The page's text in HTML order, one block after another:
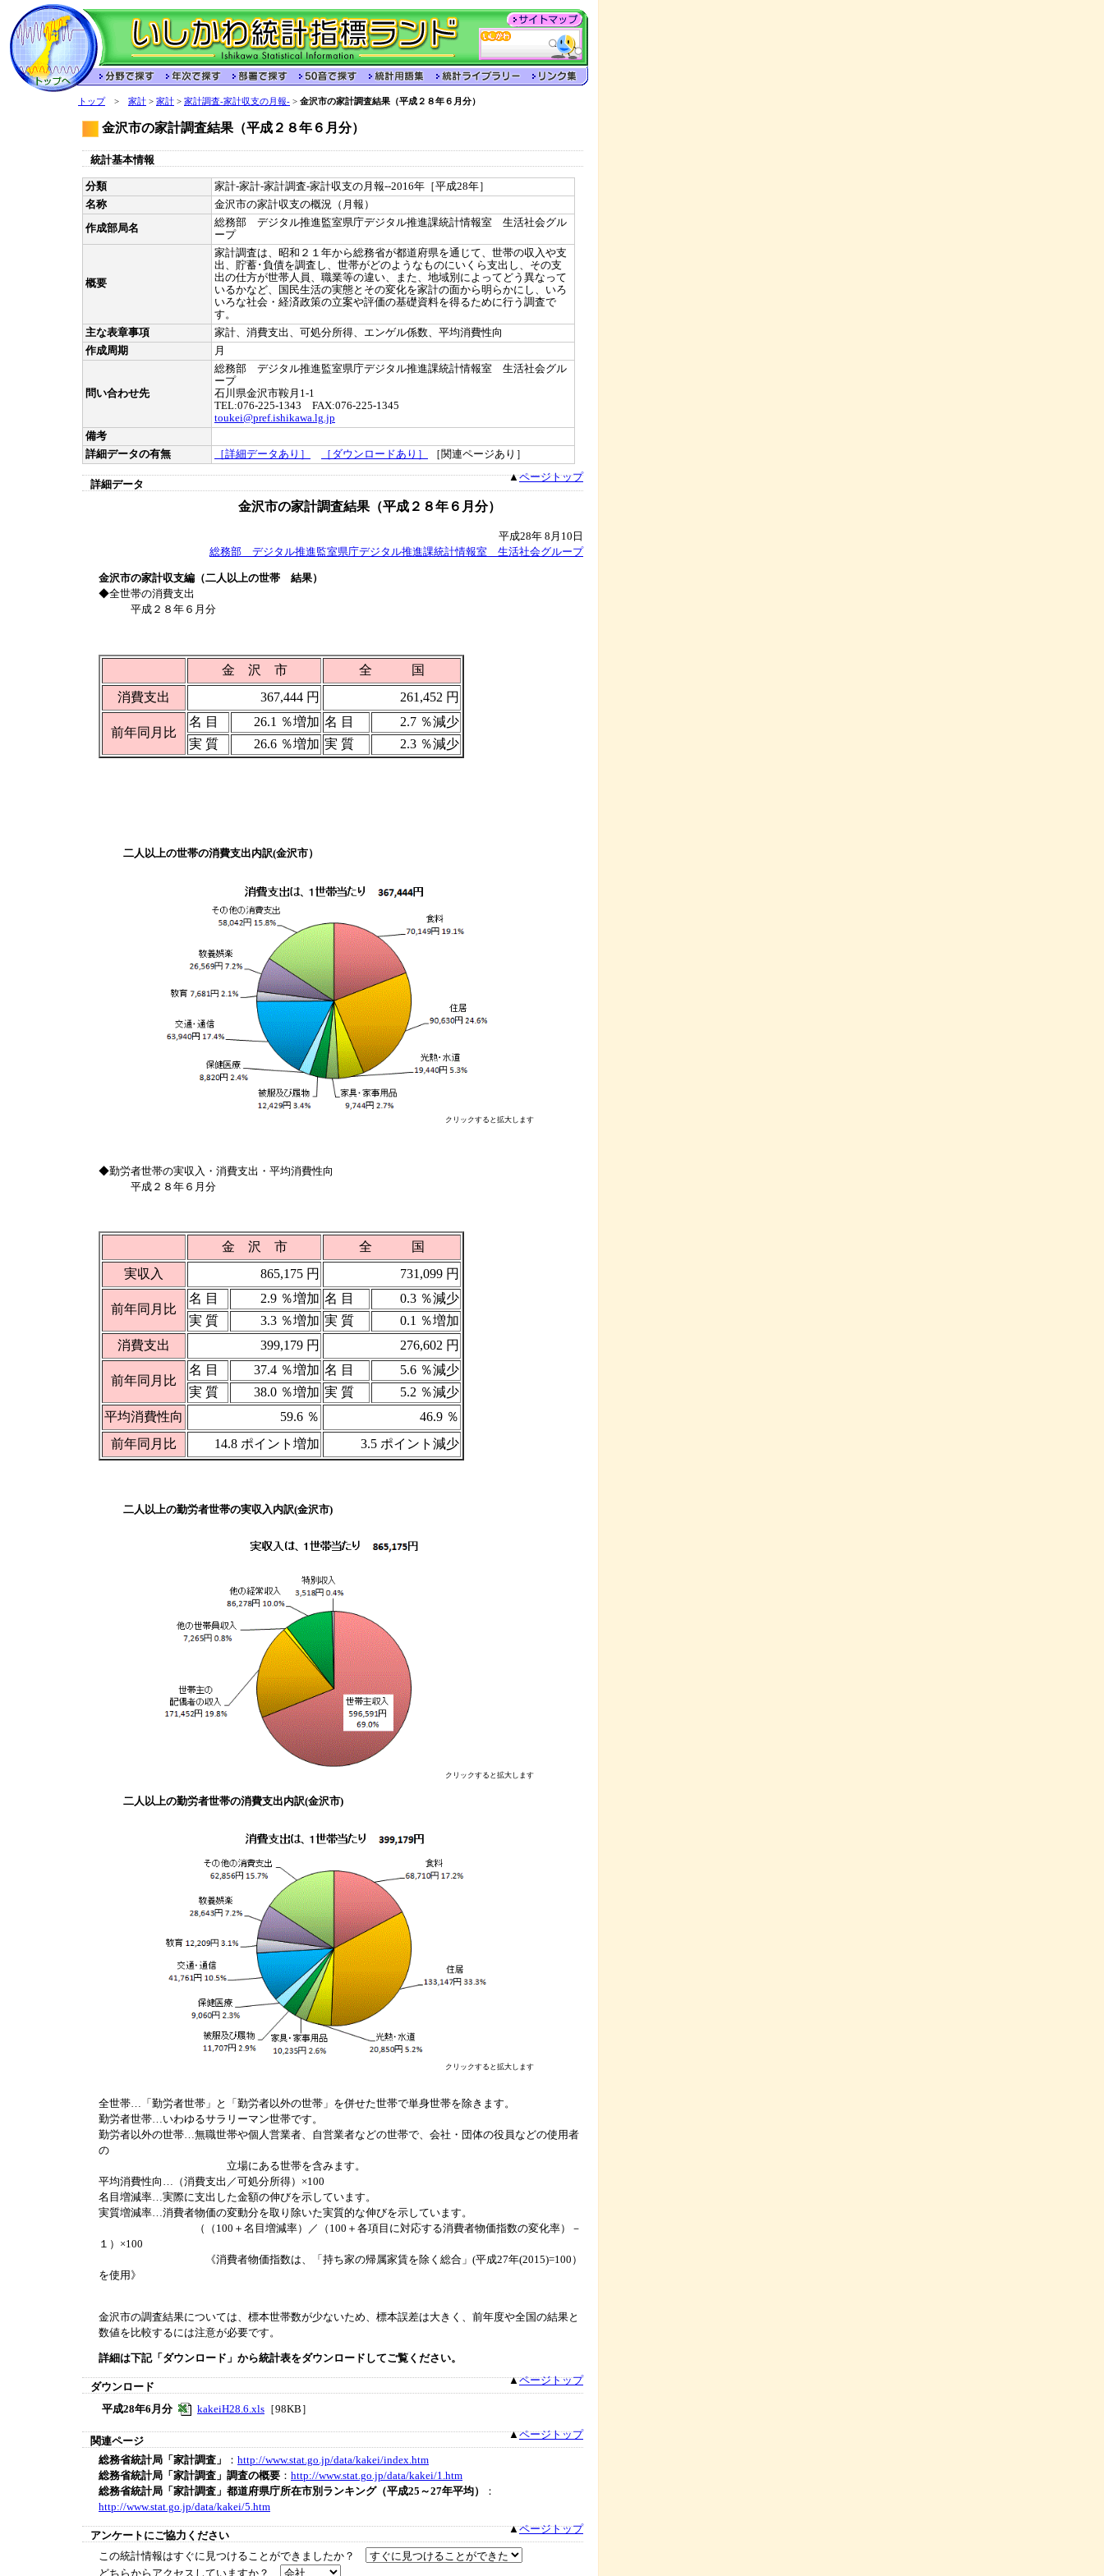
トップ> 家計 > 家計 > 家計調査-家計収支の月報- > 金沢市の家計調査結果（平成２８年６月分）
金沢市の家計調査結果（平成２８年６月分）
統計基本情報
分類
家計-家計-家計調査-家計収支の月報--2016年［平成28年］
名称
金沢市の家計収支の概況（月報）
作成部局名
総務部 デジタル推進監室県庁デジタル推進課統計情報室 生活社会グル
ープ
概要
家計調査は、昭和２１年から総務省が都道府県を通じて、世帯の収入や支
出、貯蓄･負債を調査し、世帯がどのようなものにいくら支出し、その支
出の仕方が世帯人員、職業等の違い、また、地域別によってどう異なって
いるかなど、国民生活の実態とその変化を家計の面から明らかにし、いろ
いろな社会・経済政策の立案や評価の基礎資料を得るために行う調査で
す。
主な表章事項
家計、消費支出、可処分所得、エンゲル係数、平均消費性向
作成周期
月
問い合わせ先
総務部 デジタル推進監室県庁デジタル推進課統計情報室 生活社会グル
ープ
石川県金沢市鞍月1-1
TEL:076-225-1343 FAX:076-225-1345
toukei@pref.ishikawa.lg.jp
備考
詳細データの有無
［詳細データあり］ ［ダウンロードあり］ ［関連ページあり］
詳細データ
▲ページトップ
金沢市の家計調査結果（平成２８年６月分）
平成28年 8月10日
総務部 デジタル推進監室県庁デジタル推進課統計情報室 生活社会グループ
金沢市の家計収支編（二人以上の世帯 結果）
◆全世帯の消費支出
平成２８年６月分
金 沢 市
全 国
消費支出
367,444 円 261,452 円
前年同月比
名 目 26.1 ％増加 名 目
2.7 ％減少
実 質
26.6 ％増加 実 質 2.3 ％減少
二人以上の世帯の消費支出内訳(金沢市）
クリックすると拡大します
◆勤労者世帯の実収入・消費支出・平均消費性向
平成２８年６月分
金 沢 市
全 国
実収入
865,175 円 731,099 円
前年同月比
名 目 2.9 ％増加 名 目
0.3 ％減少
実 質
3.3 ％増加 実 質
0.1 ％増加
消費支出
399,179 円 276,602 円
前年同月比
名 目 37.4 ％増加 名 目
5.6 ％減少
実 質
38.0 ％増加 実 質
5.2 ％減少
平均消費性向
59.6 ％
46.9 ％
前年同月比
14.8 ポイント増加 3.5 ポイント減少
二人以上の勤労者世帯の実収入内訳(金沢市)
クリックすると拡大します
二人以上の勤労者世帯の消費支出内訳(金沢市)
クリックすると拡大します
全世帯…「勤労者世帯」と「勤労者以外の世帯」を併せた世帯で単身世帯を除きます。
勤労者世帯…いわゆるサラリーマン世帯です。
勤労者以外の世帯…無職世帯や個人営業者、自営業者などの世帯で、会社・団体の役員などの使用者
の
立場にある世帯を含みます。
平均消費性向…（消費支出／可処分所得）×100
名目増減率…実際に支出した金額の伸びを示しています。
実質増減率…消費者物価の変動分を取り除いた実質的な伸びを示しています。
（（100＋名目増減率）／（100＋各項目に対応する消費者物価指数の変化率）－
１）×100
《消費者物価指数は、「持ち家の帰属家賃を除く総合」(平成27年(2015)=100）
を使用》
金沢市の調査結果については、標本世帯数が少ないため、標本誤差は大きく、前年度や全国の結果と
数値を比較するには注意が必要です。
詳細は下記「ダウンロード」から統計表をダウンロードしてご覧ください。
ダウンロード
▲ページトップ
平成28年6月分 kakeiH28.6.xls ［98KB］
関連ページ
▲ページトップ
総務省統計局「家計調査」 ： http://www.stat.go.jp/data/kakei/index.htm
総務省統計局「家計調査」調査の概要 ： http://www.stat.go.jp/data/kakei/1.htm
総務省統計局「家計調査」都道府県庁所在市別ランキング（平成25～27年平均）
：
http://www.stat.go.jp/data/kakei/5.htm
アンケートにご協力ください
▲ページトップ
この統計情報はすぐに見つけることができましたか？